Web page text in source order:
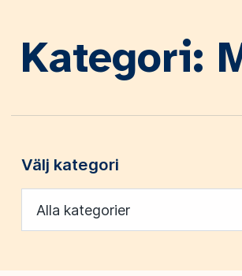
Kategori:
Välj kategori
Alla kategorier